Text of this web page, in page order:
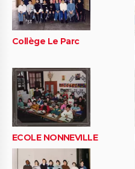
Collège Le Parc
ECOLE NONNEVILLE